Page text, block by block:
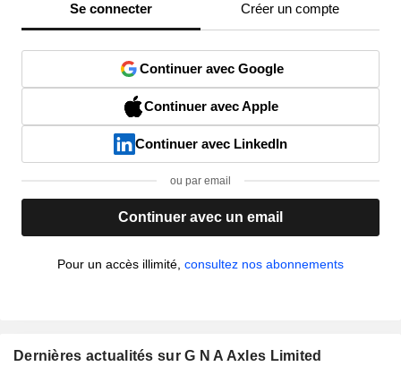
Se connecter Créer un compte
Continuer avec Google
Continuer avec Apple
Continuer avec LinkedIn
ou par email
Continuer avec un email
Pour un accès illimité, consultez nos abonnements
Dernières actualités sur G N A Axles Limited